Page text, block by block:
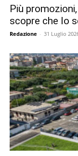
Più
scopre che lo
Redazione - 31 Luglio